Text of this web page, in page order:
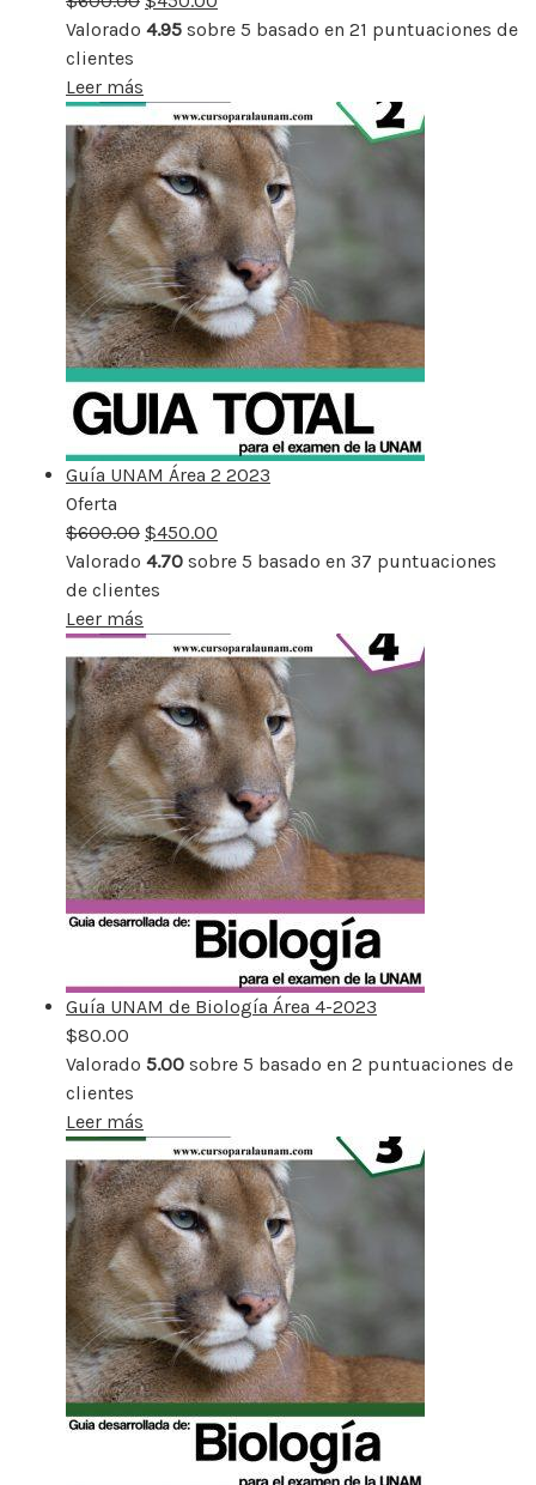
Valorado 4.95 sobre 5 basado en 21 puntuaciones de
clientes
Leer más
Guía UNAM Área 2 2023
Oferta
rebajado
$600.00 $450.00
Valorado 4.70 sobre 5 basado en 37 puntuaciones
de clientes
Leer más
Guía UNAM de Biología Área 4-2023
$80.00
Valorado 5.00 sobre 5 basado en 2 puntuaciones de
clientes
Leer más